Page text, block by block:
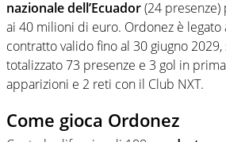
nazionale dell’Ecuador(24
ai 40 milioni di euro. Ordonez è legato
contratto valido fino al 30 giugno
totalizzato 73 presenze e 3 gol in
apparizioni e 2 reti con il Club NXT.
Come gioca Ordonez